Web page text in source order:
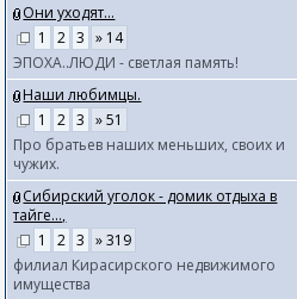
Они уходят...
1
2 3
» 14
ЭПОХА..ЛЮДИ - светлая память!
Наши любимцы.
1
2 3
» 51
Про братьев наших меньших, своих и
чужих.
Сибирский уголок - домик отдыха в
тайге...,
1
2 3
» 319
филиал Кирасирского недвижимого
имущества